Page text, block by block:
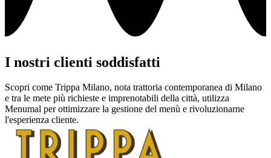
I nostri clienti soddisfatti
Scopri come Trippa Milano, nota trattoria contemporanea di Milano
e tra le mete più richieste e imprenotabili della città, utilizza
Menumal per ottimizzare la gestione del menù e rivoluzionarne
l'esperienza cliente.